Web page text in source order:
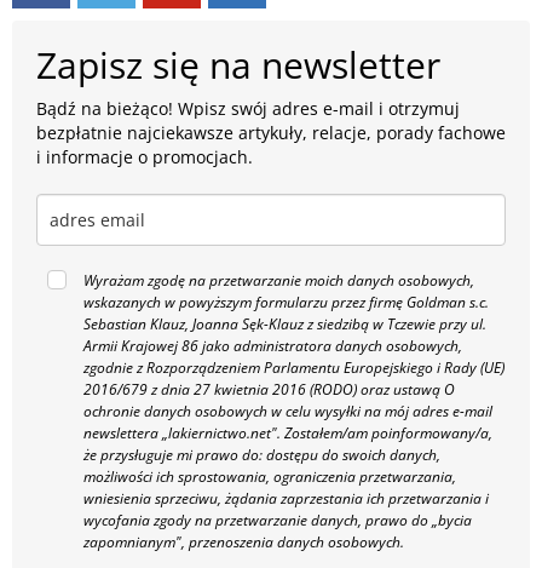
Zapisz się na newsletter
Bądź na bieżąco! Wpisz swój adres e-mail i otrzymuj
bezpłatnie najciekawsze artykuły, relacje, porady fachowe
i informacje o promocjach.
Wyrażam zgodę na przetwarzanie moich danych osobowych,
wskazanych w powyższym formularzu przez firmę Goldman s.c.
Sebastian Klauz, Joanna Sęk-Klauz z siedzibą w Tczewie przy ul.
Armii Krajowej 86 jako administratora danych osobowych,
zgodnie z Rozporządzeniem Parlamentu Europejskiego i Rady (UE)
2016/679 z dnia 27 kwietnia 2016 (RODO) oraz ustawą O
ochronie danych osobowych w celu wysyłki na mój adres e-mail
newslettera „lakiernictwo.net". Zostałem/am poinformowany/a,
że przysługuje mi prawo do: dostępu do swoich danych,
możliwości ich sprostowania, ograniczenia przetwarzania,
wniesienia sprzeciwu, żądania zaprzestania ich przetwarzania i
wycofania zgody na przetwarzanie danych, prawo do „bycia
zapomnianym", przenoszenia danych osobowych.